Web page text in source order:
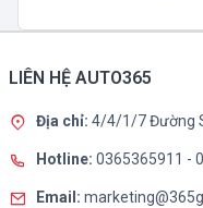
LIÊN HỆ AUTO365
Địa chỉ: 4/4/1/7 Đường
Hotline: 0365365911 -
Email: